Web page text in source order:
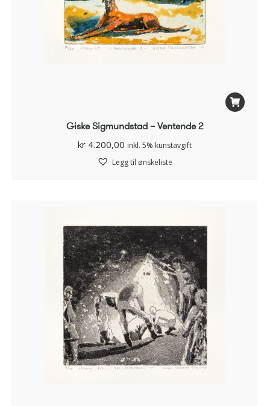
Giske Sigmundstad – Ventende 2
kr 4.200,00 inkl. 5% kunstavgift
Legg til ønskeliste